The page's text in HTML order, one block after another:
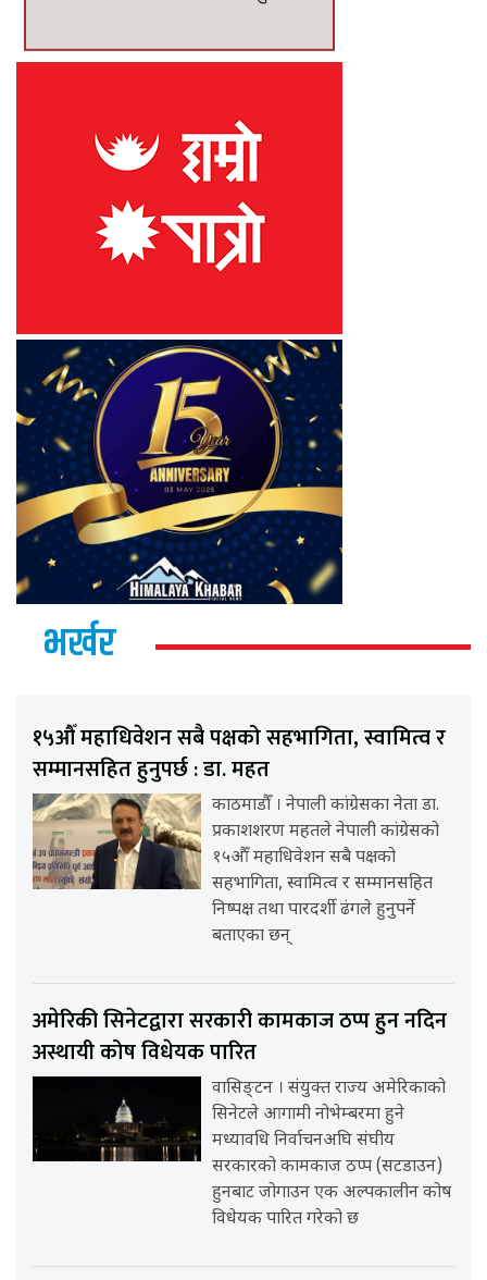
भर्खर
१५औँ महाधिवेशन सबै पक्षको सहभागिता, स्वामित्व र
सम्मानसहित हुनुपर्छ : डा. महत
काठमाडौँ । नेपाली कांग्रेसका नेता डा.
प्रकाशशरण महतले नेपाली कांग्रेसको
१५औँ महाधिवेशन सबै पक्षको
सहभागिता, स्वामित्व र सम्मानसहित
निष्पक्ष तथा पारदर्शी ढंगले हुनुपर्ने
बताएका छन्
अमेरिकी सिनेटद्वारा सरकारी कामकाज ठप्प हुन नदिन
अस्थायी कोष विधेयक पारित
वासिङ्टन । संयुक्त राज्य अमेरिकाको
सिनेटले आगामी नोभेम्बरमा हुने
मध्यावधि निर्वाचनअघि संघीय
सरकारको कामकाज ठप्प (सटडाउन)
हुनबाट जोगाउन एक अल्पकालीन कोष
विधेयक पारित गरेको छ